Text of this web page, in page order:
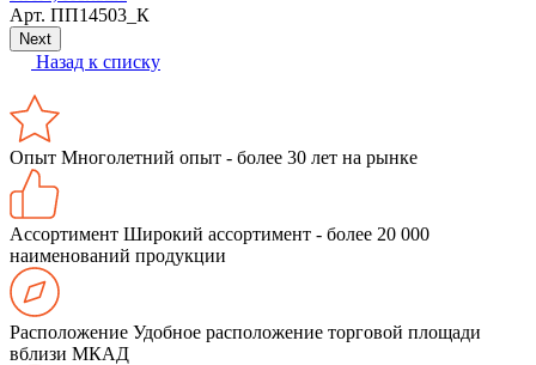
Арт. ПП14503_К
Next
Назад к списку
Опыт Многолетний опыт - более 30 лет на рынке
Ассортимент Широкий ассортимент - более 20 000
наименований продукции
Расположение Удобное расположение торговой площади
вблизи МКАД